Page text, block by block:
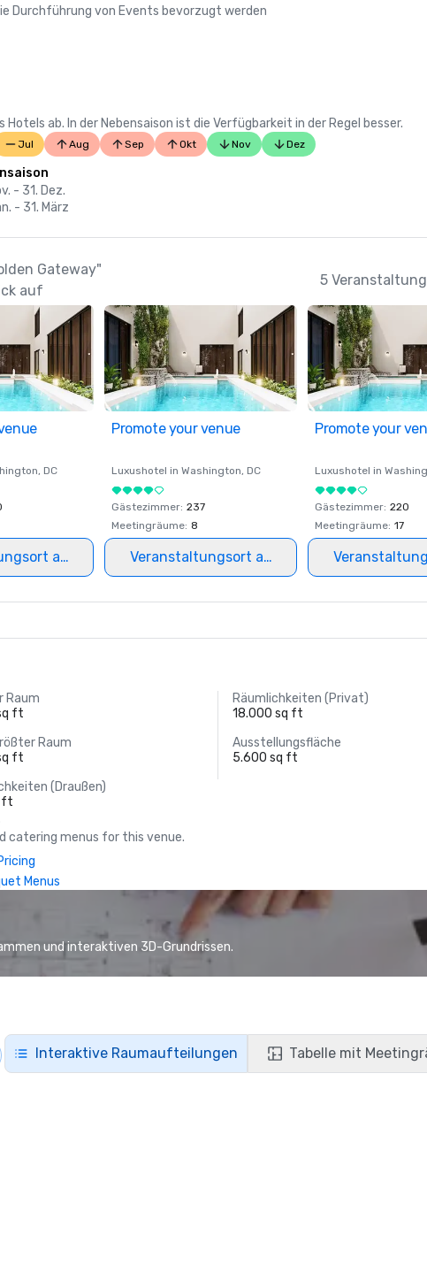
Durchführung von Events bevorzugt werden
ab. In der Nebensaison ist die Verfügbarkeit in der Regel besser.
Jul Aug Sep Okt Nov Dez
- 31. Dez.
- 31. März
Gateway"
auf
5
, DC
auswählen
Promote your venue
Luxushotel in Washington, DC
Gästezimmer: 237
Meetingräume: 8
Veranstaltungsort auswählen
Promote your
Luxushotel in
Gästezimmer: 220
Meetingräume: 17
Raum
ft
Räumlichkeiten (Privat)
18.000 sq ft
Raum
ft
Ausstellungsfläche
5.600 sq ft
(Draußen)
ft
catering menus for this venue.
Menus
und interaktiven 3D-Grundrissen.
Interaktive Raumaufteilungen Tabelle mit